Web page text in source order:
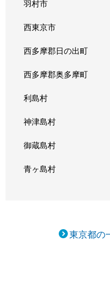
羽村市
西東京市
西多摩郡日の出町
西多摩郡奥多摩町
利島村
神津島村
御蔵島村
青ヶ島村
東京都の